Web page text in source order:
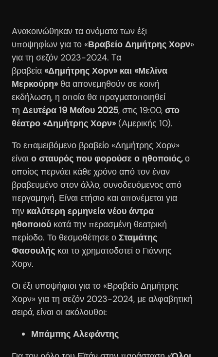
Aνακοινώθηκαν τα ονόματα των έξι
υποψηφίων για το «Βραβείο Δημήτρης Χορν»
για τη σεζόν 2023-2024. Tα
βραβεία «Δημήτρης Χορν» και «Μελίνα
Μερκούρη» θα απονεμηθούν σε κοινή
εκδήλωση, η οποία θα πραγματοποιηθεί
τη Δευτέρα 19 Μαΐου 2025, στις 19:00, στο
θέατρο «Δημήτρης Χορν» (Αμερικής 10).
Το επαμειβόμενο βραβείο «Δημήτρης Χορν»
είναι ο σταυρός που φορούσε ο ηθοποιός,ο
οποίος περνάει κάθε χρόνο από τον έναν
βραβευμένο στον άλλο, συνοδευόμενος από
περγαμηνή. Είναι ετήσιο και απονέμεται για
την καλύτερη ερμηνεία νέου άντρα
ηθοποιού κατά την περασμένη θεατρική
περίοδο. Το θεσμοθέτησε ο Σταμάτης
Φασουλής και το χρηματοδοτεί ο Γιάννης
Χορν.
Οι έξι υποψήφιοι για το «Βραβείο Δημήτρης
Χορν» για τη σεζόν 2023-2024, με αλφαβητική
σειρά, είναι οι ακόλουθοι:
Μπάμπης Αλεφάντης